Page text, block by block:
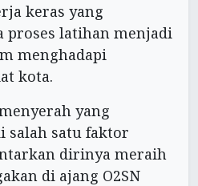
keras yang
proses latihan menjadi
menghadapi
kota.
yang
salah satu faktor
dirinya meraih
di ajang O2SN